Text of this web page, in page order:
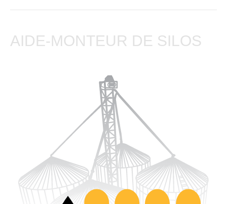
AIDE-MONTEUR DE SILOS